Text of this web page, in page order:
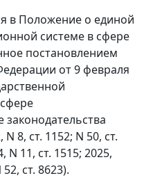
в Положение о единой
системе в сфере
постановлением
от 9 февраля
8, ст. 1152; N 50, ст.
N 11, ст. 1515; 2025,
ст. 8623).